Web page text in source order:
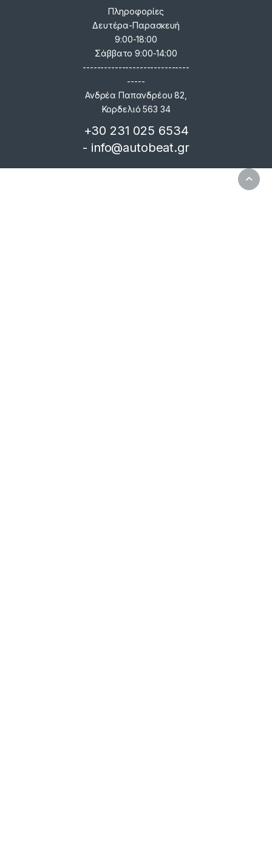
Πληροφορίες
Δευτέρα-Παρασκευή
9:00-18:00
Σάββατο 9:00-14:00
------------------------------
-----
Ανδρέα Παπανδρέου 82,
Κορδελιό 563 34
+30 231 025 6534
- info@autobeat.gr